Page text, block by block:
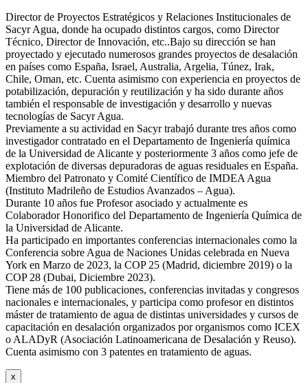
Director de Proyectos Estratégicos y Relaciones Institucionales de
Sacyr Agua, donde ha ocupado distintos cargos, como Director
Técnico, Director de Innovación, etc..Bajo su dirección se han
proyectado y ejecutado numerosos grandes proyectos de desalación
en países como España, Israel, Australia, Argelia, Túnez, Irak,
Chile, Oman, etc. Cuenta asimismo con experiencia en proyectos de
potabilización, depuración y reutilización y ha sido durante años
también el responsable de investigación y desarrollo y nuevas
tecnologías de Sacyr Agua.
Previamente a su actividad en Sacyr trabajó durante tres años como
investigador contratado en el Departamento de Ingeniería química
de la Universidad de Alicante y posteriormente 3 años como jefe de
explotación de diversas depuradoras de aguas residuales en España.
Miembro del Patronato y Comité Científico de IMDEA Agua
(Instituto Madrileño de Estudios Avanzados – Agua).
Durante 10 años fue Profesor asociado y actualmente es
Colaborador Honorifico del Departamento de Ingeniería Química de
la Universidad de Alicante.
Ha participado en importantes conferencias internacionales como la
Conferencia sobre Agua de Naciones Unidas celebrada en Nueva
York en Marzo de 2023, la COP 25 (Madrid, diciembre 2019) o la
COP 28 (Dubai, Diciembre 2023).
Tiene más de 100 publicaciones, conferencias invitadas y congresos
nacionales e internacionales, y participa como profesor en distintos
máster de tratamiento de agua de distintas universidades y cursos de
capacitación en desalación organizados por organismos como ICEX
o ALADyR (Asociación Latinoamericana de Desalación y Reuso).
Cuenta asimismo con 3 patentes en tratamiento de aguas.
x